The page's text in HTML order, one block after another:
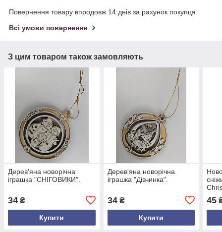
Повернення товару впродовж 14 днів за рахунок покупця
Всі умови повернення
З цим товаром також замовляють
Дерев'яна новорічна
іграшка "СНІГОВИКИ".
34 ₴
Купити
Дерев'яна новорічна
іграшка "Дівчинка".
34₴
Купити
45